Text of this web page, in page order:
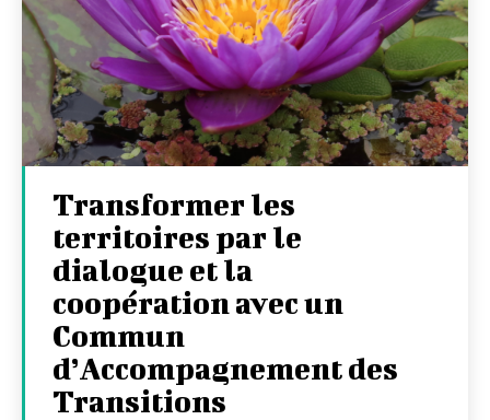
Transformer les
territoires par le
dialogue et la
coopération avec un
Commun
d’Accompagnement des
Transitions